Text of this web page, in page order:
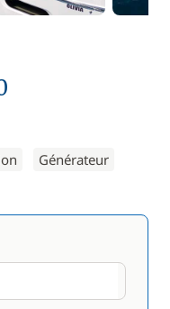
Générateur